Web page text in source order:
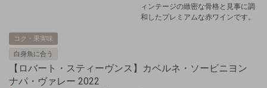
ィンテージの緻密な骨格と見事に調
和したプレミアムな赤ワインです。
コク・果実味
白身魚に合う
【ロバート・スティーヴンス】カベルネ・ソービニヨン
ナパ・ヴァレー 2022